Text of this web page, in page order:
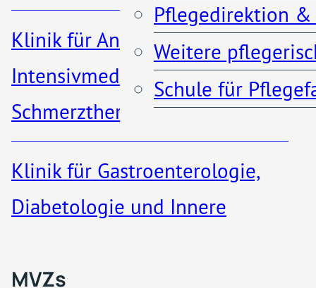
Anfahrt & Parken
Kontakt
Klinik für Anästhesiologie,
Intensivmedizin und
Schmerztherapie
Klinik für Gastroenterologie,
Diabetologie und Innere
Pflegedirektion
Weitere
Schule für
MVZs & ambulante
MVZs
Krankenhaus Porz am
Rhein
Urbacher Weg 19